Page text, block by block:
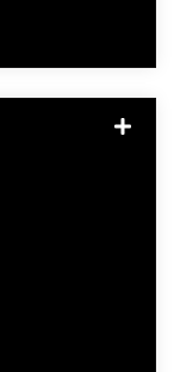
달하기 위
서들이 브